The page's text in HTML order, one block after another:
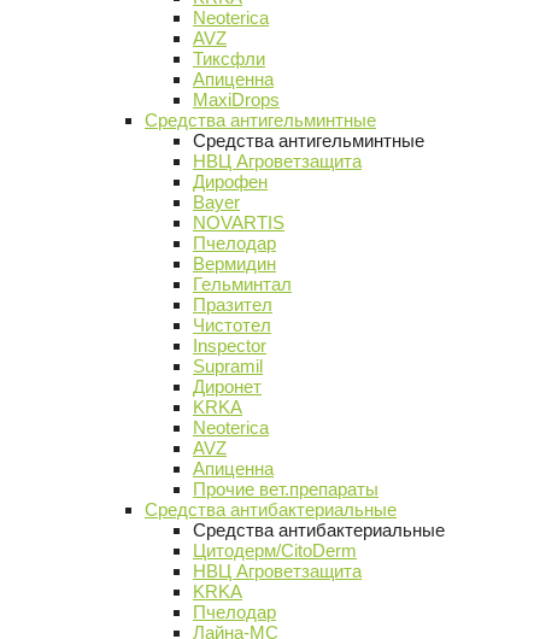
Neoterica
AVZ
Тиксфли
Апиценна
MaxiDrops
Средства антигельминтные
Средства антигельминтные
НВЦ Агроветзащита
Дирофен
Bayer
NOVARTIS
Пчелодар
Вермидин
Гельминтал
Празител
Чистотел
Inspector
Supramil
Диронет
KRKA
Neoterica
AVZ
Апиценна
Прочие вет.препараты
Средства антибактериальные
Средства антибактериальные
Цитодерм/CitoDerm
НВЦ Агроветзащита
KRKA
Пчелодар
Лайна-МС